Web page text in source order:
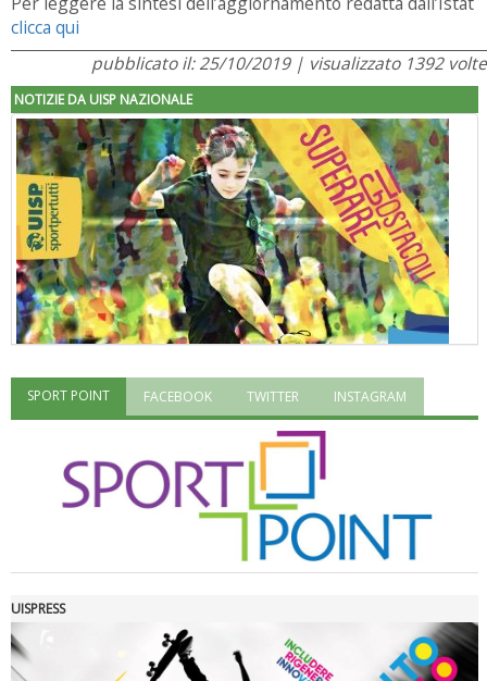
clicca qui
pubblicato il: 25/10/2019 | visualizzato 1392 volte
NOTIZIE DA UISP NAZIONALE
"Superare gli ostacoli": la relazione di Tiziano Pesce al CN Uisp
SPORT POINT FACEBOOK TWITTER INSTAGRAM
UISPRESS